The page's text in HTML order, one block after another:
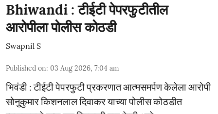
Bhiwandi : टीईटी पेपरफुटीतील
आरोपीला पोलीस कोठडी
Swapnil S
Published on: 03 Aug 2026, 7:04 am
भिवंडी : टीईटी पेपरफुटी प्रकरणात आत्मसमर्पण केलेला आरोपी
सोनुकुमार किशनलाल दिवाकर याच्या पोलीस कोठडीत